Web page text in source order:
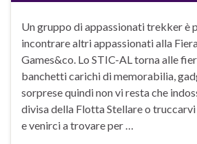
Un gruppo di appassionati trekker è
incontrare altri appassionati alla
Games&co. Lo STIC-AL torna alle
banchetti carichi di memorabilia,
sorprese quindi non vi resta che
divisa della Flotta Stellare o
e venirci a trovare per …